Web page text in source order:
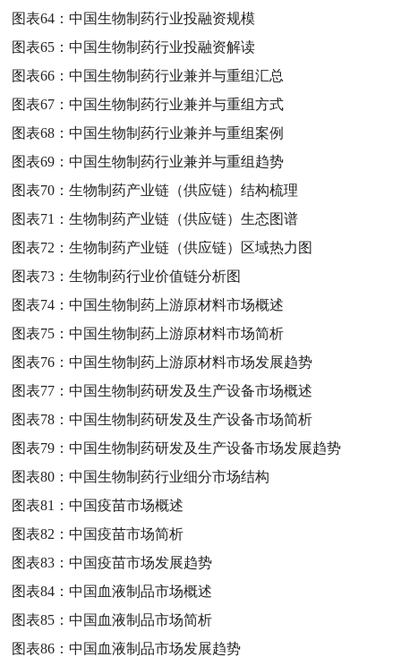
图表64：中国生物制药行业投融资规模
图表65：中国生物制药行业投融资解读
图表66：中国生物制药行业兼并与重组汇总
图表67：中国生物制药行业兼并与重组方式
图表68：中国生物制药行业兼并与重组案例
图表69：中国生物制药行业兼并与重组趋势
图表70：生物制药产业链（供应链）结构梳理
图表71：生物制药产业链（供应链）生态图谱
图表72：生物制药产业链（供应链）区域热力图
图表73：生物制药行业价值链分析图
图表74：中国生物制药上游原材料市场概述
图表75：中国生物制药上游原材料市场简析
图表76：中国生物制药上游原材料市场发展趋势
图表77：中国生物制药研发及生产设备市场概述
图表78：中国生物制药研发及生产设备市场简析
图表79：中国生物制药研发及生产设备市场发展趋势
图表80：中国生物制药行业细分市场结构
图表81：中国疫苗市场概述
图表82：中国疫苗市场简析
图表83：中国疫苗市场发展趋势
图表84：中国血液制品市场概述
图表85：中国血液制品市场简析
图表86：中国血液制品市场发展趋势